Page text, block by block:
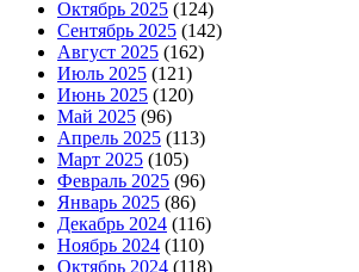
Октябрь 2025 (124)
Сентябрь 2025 (142)
Август 2025 (162)
Июль 2025 (121)
Июнь 2025 (120)
Май 2025 (96)
Апрель 2025 (113)
Март 2025 (105)
Февраль 2025 (96)
Январь 2025 (86)
Декабрь 2024 (116)
Ноябрь 2024 (110)
Октябрь 2024 (118)